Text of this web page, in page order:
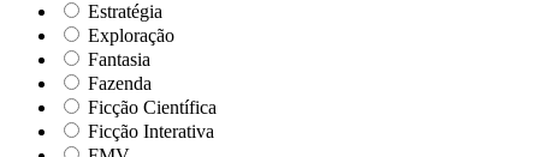
Estratégia
Exploração
Fantasia
Fazenda
Ficção Científica
Ficção Interativa